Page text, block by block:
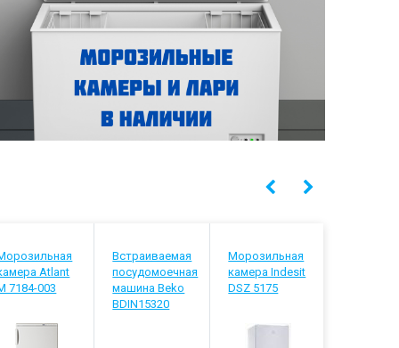
Atlant
7184-003
Встраиваемая
посудомоечная
машина Beko
BDIN15320
Морозильная
камера Indesit
DSZ 5175